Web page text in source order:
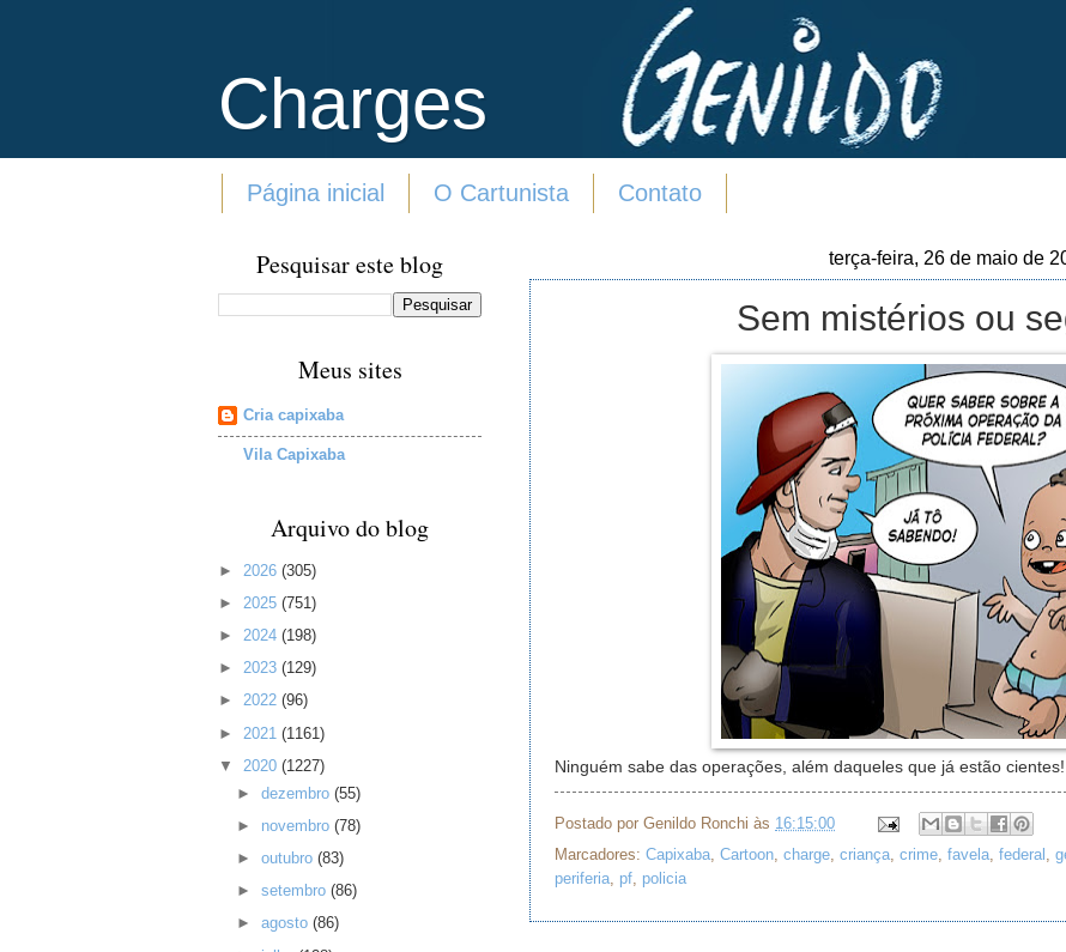
Charges
Página inicial O Cartunista Contato
terça-feira, 26 de maio de
Sem mistérios ou
Ninguém sabe das operações, além daqueles que já estão cientes!
Postado por Genildo Ronchi às 16:15:00
Marcadores: Capixaba, Cartoon, charge, criança, crime, favela, federal ,
periferia, pf, policia
Pesquisar este blog
Meus sites
Cria capixaba
Vila Capixaba
Arquivo do blog
► 2026 (305)
► 2025 (751)
► 2024 (198)
► 2023 (129)
► 2022 (96)
► 2021 (1161)
▼ 2020 (1227)
►dezembro(55)
► novembro(78)
►outubro(83)
►setembro(86)
►agosto(86)